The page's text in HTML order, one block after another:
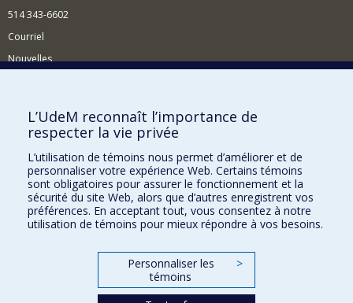
514 343-6602
Courriel
Nouvelles
Comment soutenir le Département?
BESOIN D'AIDE?
Plan du site
Signaler une erreur
Accessibilité
FACULTÉ DES ARTS ET DES SCIENCES
Nos départements et écoles
L’UdeM reconnaît l’importance de
respecter la vie privée
L’utilisation de témoins nous permet d’améliorer et de
personnaliser votre expérience Web. Certains témoins
sont obligatoires pour assurer le fonctionnement et la
sécurité du site Web, alors que d’autres enregistrent vos
préférences. En acceptant tout, vous consentez à notre
utilisation de témoins pour mieux répondre à vos besoins.
Personnaliser les
témoins
>